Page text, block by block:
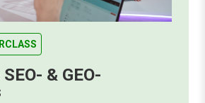
& GEO-